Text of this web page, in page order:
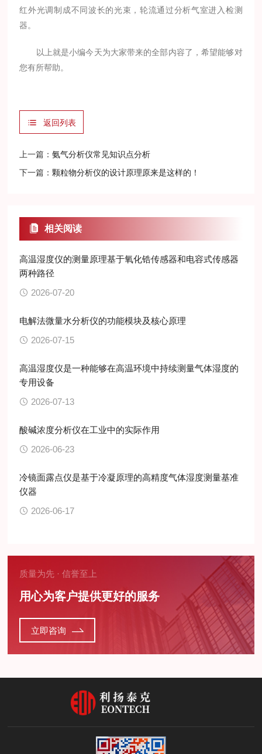
红外光调制成不同波长的光束，轮流通过分析气室进入检测
器。
以上就是小编今天为大家带来的全部内容了，希望能够对
您有所帮助。
返回列表
上一篇：氨气分析仪常见知识点分析
下一篇：颗粒物分析仪的设计原理原来是这样的！
相关阅读
高温湿度仪的测量原理基于氧化锆传感器和电容式传感器
两种路径
2026-07-20
电解法微量水分析仪的功能模块及核心原理
2026-07-15
高温湿度仪是一种能够在高温环境中持续测量气体湿度的
专用设备
2026-07-13
酸碱浓度分析仪在工业中的实际作用
2026-06-23
冷镜面露点仪是基于冷凝原理的高精度气体湿度测量基准
仪器
2026-06-17
质量为先 · 信誉至上
用心为客户提供更好的服务
立即咨询